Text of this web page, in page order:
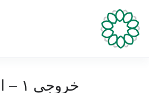
خروجی ۱ – استخدام